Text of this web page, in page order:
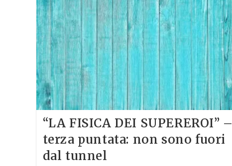
“LA FISICA DEI SUPEREROI” –
terza puntata: non sono fuori
dal tunnel